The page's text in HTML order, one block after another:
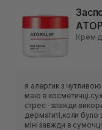
Крем
я алергик з
маю в
стрес -завжди
дерматиті,коли
міні завжди в сумочці.